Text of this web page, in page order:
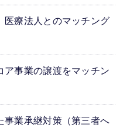
療法人とのマッチング
事業の譲渡をマッチン
業承継対策（第三者へ